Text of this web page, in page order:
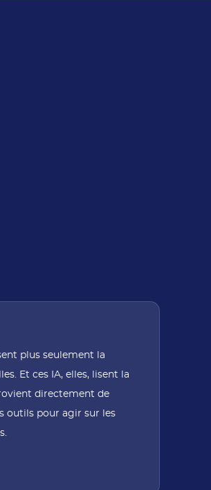
plus seulement la
Et ces IA, elles, lisent la
directement de
outils pour agir sur les